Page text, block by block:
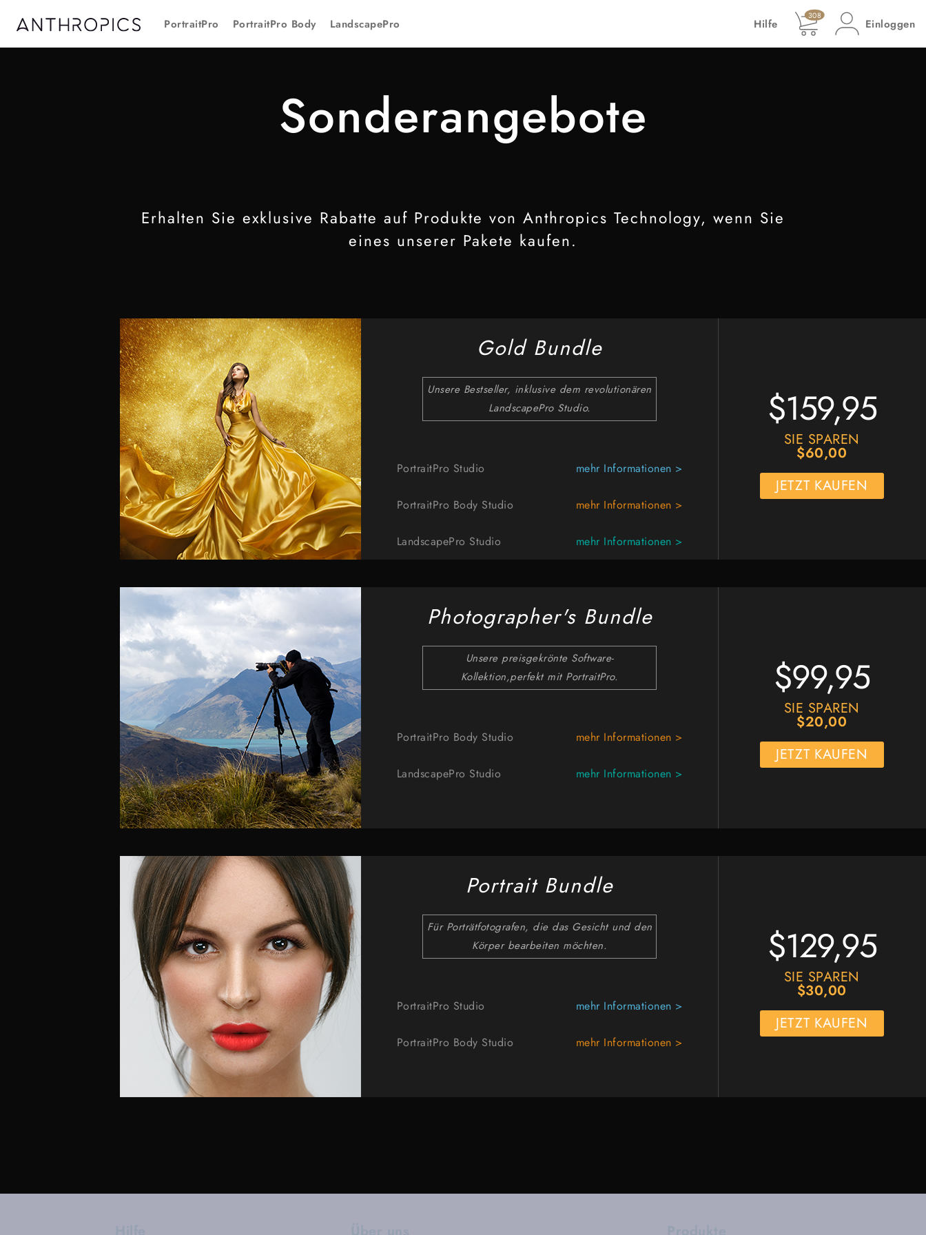
PortraitPro PortraitPro Body LandscapePro Hilfe
308
Einloggen
Sonderangebote
Erhalten Sie exklusive Rabatte auf Produkte von Anthropics Technology, wenn Sie
eines unserer Pakete kaufen.
Gold Bundle
Unsere Bestseller, inklusive dem revolutionären
LandscapePro Studio.
PortraitPro Studio mehr Informationen >
PortraitPro Body Studio mehr Informationen >
LandscapePro Studio mehr Informationen >
$159,95
SIE SPAREN
$60,00
JETZT KAUFEN
Photographer's Bundle
Unsere preisgekrönte Software-
Kollektion,perfekt mit PortraitPro.
PortraitPro Body Studio mehr Informationen >
LandscapePro Studio mehr Informationen >
$99,95
SIE SPAREN
$20,00
JETZT KAUFEN
Portrait Bundle
Für Porträtfotografen, die das Gesicht und den
Körper bearbeiten möchten.
PortraitPro Studio mehr Informationen >
PortraitPro Body Studio mehr Informationen >
$129,95
SIE SPAREN
$30,00
JETZT KAUFEN